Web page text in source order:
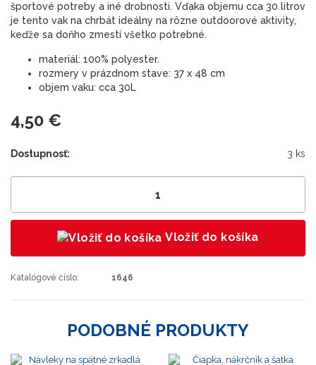
športové potreby a iné drobnosti. Vďaka objemu cca 30 litrov
je tento vak na chrbát ideálny na rôzne outdoorové aktivity,
keďže sa doňho zmestí všetko potrebné.
materiál: 100% polyester.
rozmery v prázdnom stave: 37 x 48 cm
objem vaku: cca 30L
4,50 €
Dostupnosť: 3 ks
Vložiť do košíka
Katalógové číslo: 1646
PODOBNÉ PRODUKTY